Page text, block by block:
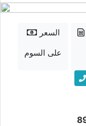
السعر
على السوم